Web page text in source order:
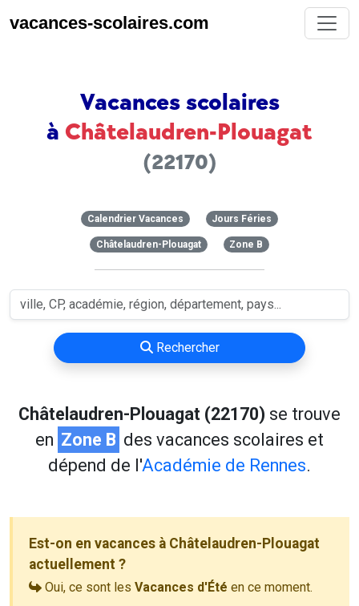
vacances-scolaires.com
Vacances scolaires
à Châtelaudren-Plouagat
(22170)
Calendrier Vacances Jours Féries
Châtelaudren-Plouagat Zone B
Rechercher
Châtelaudren-Plouagat (22170) se trouve
en Zone B des vacances scolaires et
dépend de l'Académie de Rennes.
Est-on en vacances à Châtelaudren-Plouagat
actuellement ?
Oui, ce sont les Vacances d'Été en ce moment.